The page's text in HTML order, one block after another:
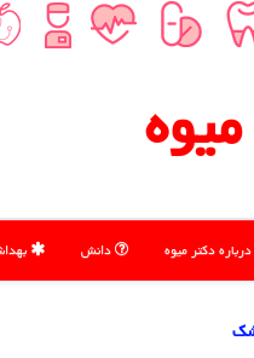
درباره دكتر میوه دانش